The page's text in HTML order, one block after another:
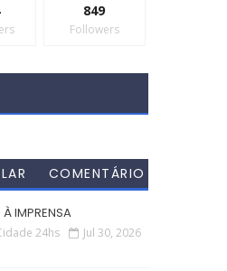
849
Followers
COMENTÁRIO
IMPRENSA
24hs Jul 30, 2026